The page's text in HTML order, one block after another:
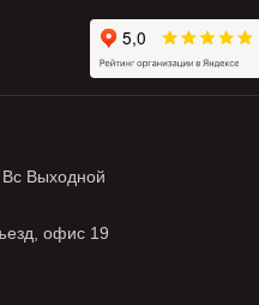
Выходной
офис 19